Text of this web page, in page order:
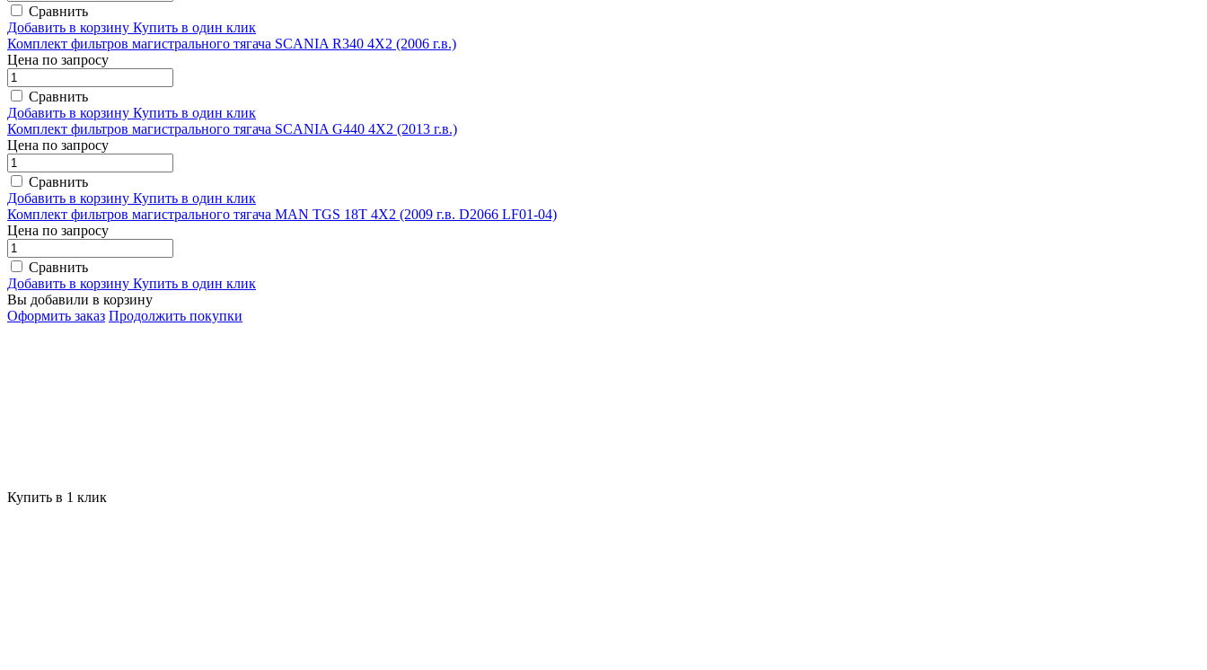
Сравнить
Добавить в корзину Купить в один клик
Комплект фильтров магистрального тягача SCANIA R340 4Х2 (2006 г.в.)
Цена по запросу
Сравнить
Добавить в корзину Купить в один клик
Комплект фильтров магистрального тягача SCANIA G440 4Х2 (2013 г.в.)
Цена по запросу
Сравнить
Добавить в корзину Купить в один клик
Комплект фильтров магистрального тягача MAN TGS 18T 4Х2 (2009 г.в. D2066 LF01-04)
Цена по запросу
Сравнить
Добавить в корзину Купить в один клик
Вы добавили в корзину
Оформить заказ Продолжить покупки
Купить в 1 клик